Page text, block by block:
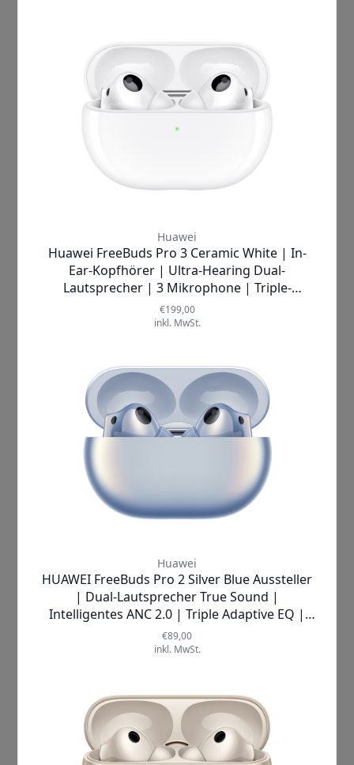
Huawei FreeBuds 3 Pro
bringen nicht nur hervorragende
Klangqualität, sie ermöglichen es
dir auch, dich
ganz auf die Musik
Geräuschunterdrückung ANC 3.0
kannst du in eine Klangwelt
Musik zählen. Lass dich von den
tiefen Bässen und klaren Höhen
mitreißen und erlebe ein
emotionales Konzert direkt in
wirklich einzigartig? Ihre
herausragenden
Verkaufsargumente sind nicht nur
beeindruckende
Audioübertragungsrate von bis zu
990 kbps
für hochmoderne Codecs wie L2HC
2.03 und LDAC™, sondern auch der
innovative Triple-Adaptive-EQ-
und präzise Wiedergabe
gewährleistet. DasDual Driver
Systemsorgt dafür, dass du einen
Frequenzbereich von 14 Hz bis 48
erleben kannst – eine
Klangvielfalt, die dir ermöglicht,
Technisch gesehen überzeugen die
Huawei FreeBuds 3 Pro mit einem